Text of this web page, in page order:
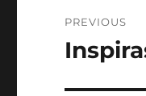
PREVIOUS
Previous